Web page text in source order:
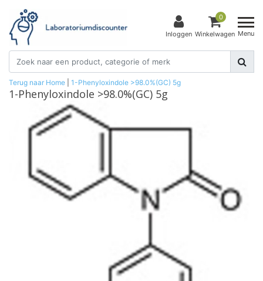
Inloggen
0
Winkelwagen Menu
Terug naar Home 1-Phenyloxindole >98.0%(GC) 5g
1-Phenyloxindole >98.0%(GC) 5g